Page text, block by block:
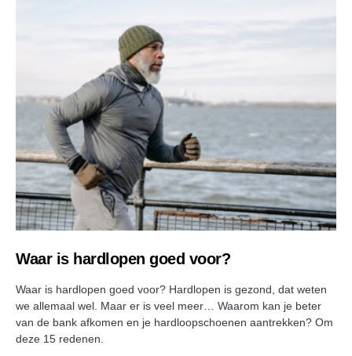
Waar is hardlopen goed voor?
Waar is hardlopen goed voor? Hardlopen is gezond, dat weten
we allemaal wel. Maar er is veel meer… Waarom kan je beter
van de bank afkomen en je hardloopschoenen aantrekken? Om
deze 15 redenen.